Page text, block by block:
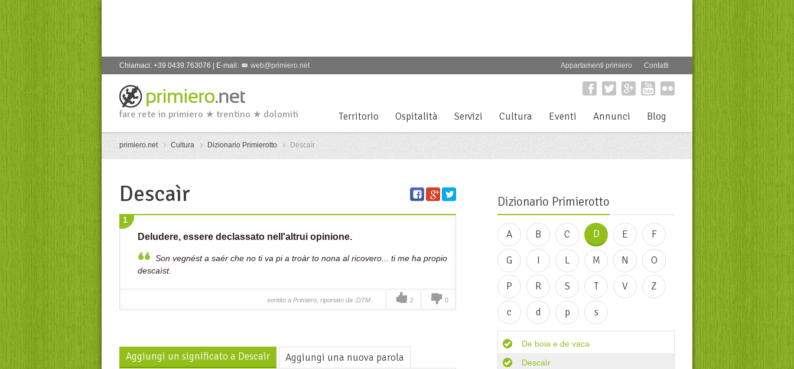
Chiamaci: +39 0439.763076 | E-mail: web@primiero.net Appartamenti primiero Contatti
fare rete in primiero ★ trentino ★ dolomiti Territorio Ospitalità Servizi Cultura Eventi Annunci Blog
primiero.net Cultura Dizionario Primierotto Descaìr
Descaìr
1
Deludere, essere declassato nell'altrui opinione.
Son vegnést a saér che no ti va pi a troàr to nona al ricovero... ti me ha propio
descaìst.
sentito a Primiero, riportato da :DTM. 2 0
Aggiungi un significato a Descaìr Aggiungi una nuova parola
Dizionario Primierotto
A B C D E F
G I L M N O
P R S T V Z
c d p s
De boia e de vaca
Descaìr